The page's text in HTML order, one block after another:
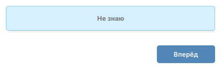
Не знаю
Вперёд